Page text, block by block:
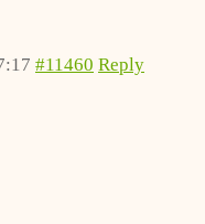
#11460 Reply